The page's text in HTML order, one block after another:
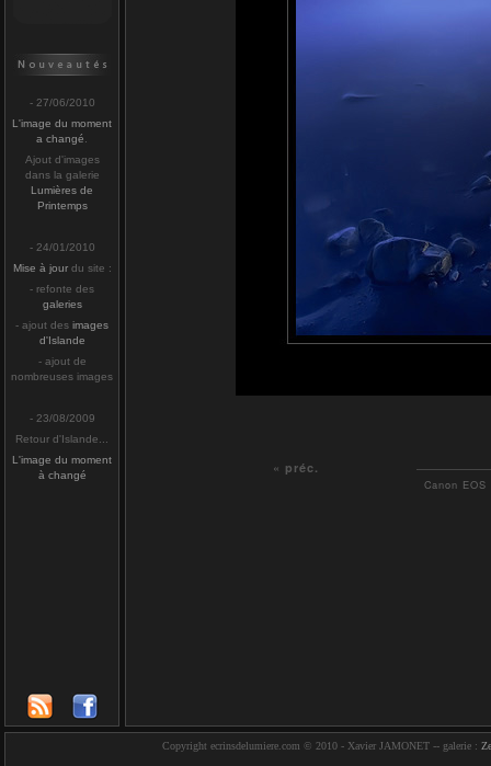
- 27/06/2010
L'image du moment
a changé
Ajout d'images
dans la galerie
Lumières de
Printemps
- 24/01/2010
Mise à jourdu site :
- refonte des
galeries
- ajout des images
d'Islande
- ajout de
nombreuses images
- 23/08/2009
Retour d'Islande...
L'image du moment
à changé
Canon
« préc.
Copyright ecrinsdelumiere.com © 2010 - Xavier JAMONET -- galerie :